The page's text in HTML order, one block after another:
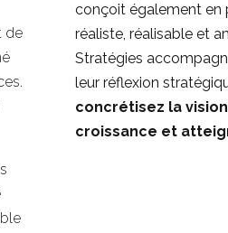
de
conçoit également en
réaliste, réalisable et
Stratégies
leur réflexion
concrétisez la
croissance et